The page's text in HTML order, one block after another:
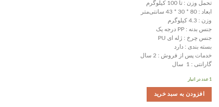
تحمل وزن : تا 100 کیلوگرم
ابعاد : 80 * 30 * 43 سانتی‌متر
وزن : 4.3 کیلوگرم
جنس بدنه : PP درجه یک
جنس چرخ : ژله ای PU
بسته بندی : دارد
خدمات پس از فروش : 2 سال
گارانتی : 1 سال
1 عدد در انبار
افزودن به سبد خرید